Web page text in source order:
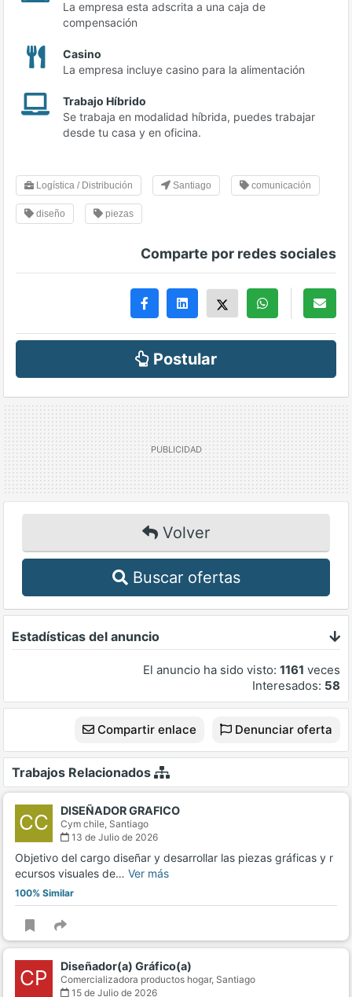
La empresa esta adscrita a una caja de
compensación
Casino
La empresa incluye casino para la alimentación
Trabajo Híbrido
Se trabaja en modalidad híbrida, puedes trabajar
desde tu casa y en oficina.
Logística / Distribución Santiago comunicación
diseño piezas
Comparte por redes sociales
Postular
Volver
Buscar ofertas
Estadísticas del anuncio
El anuncio ha sido visto: 1161 veces
Interesados: 58
Compartir enlace Denunciar oferta
Trabajos Relacionados
CC DISEÑADOR GRAFICO
Cym chile, Santiago
13 de Julio de 2026
Objetivo del cargo diseñar y desarrollar las piezas gráficas y r
ecursos visuales de… Ver más
100% Similar
CP Diseñador(a) Gráfico(a)
Comercializadora productos hogar, Santiago
15 de Julio de 2026